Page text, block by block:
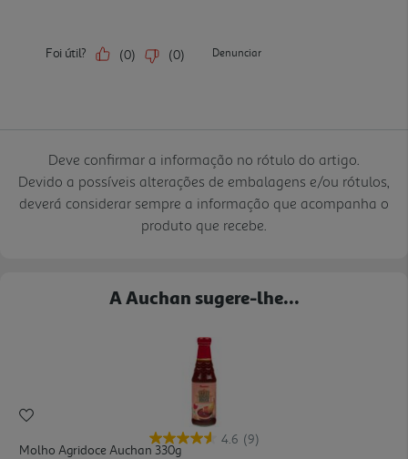
Deve confirmar a informação no rótulo do artigo.
Devido a possíveis alterações de embalagens e/ou rótulos,
deverá considerar sempre a informação que acompanha o
produto que recebe.
A Auchan sugere-lhe...
4.6 (9)
Molho Agridoce Auchan 330g